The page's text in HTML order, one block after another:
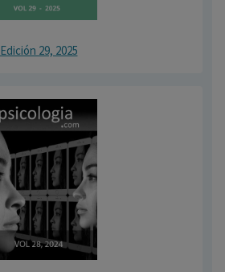
Edición 29, 2025